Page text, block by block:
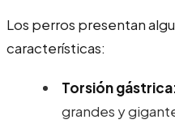
Los perros presentan
características:
Torsión
grandes y